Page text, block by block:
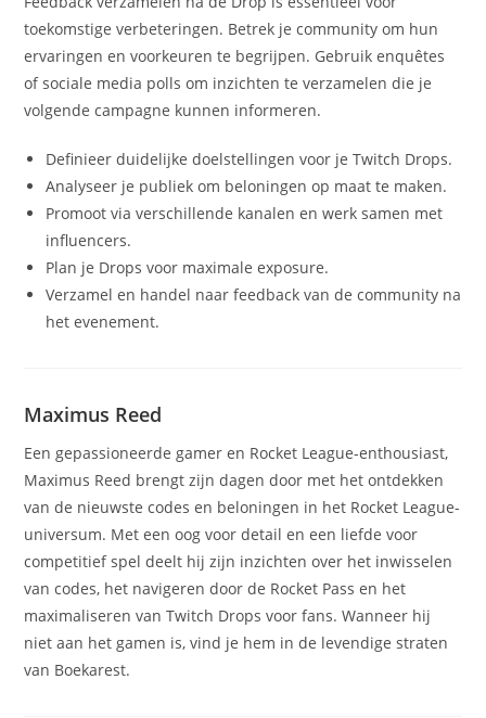
toekomstige verbeteringen. Betrek je community om hun
ervaringen en voorkeuren te begrijpen. Gebruik enquêtes
of sociale media polls om inzichten te verzamelen die je
volgende campagne kunnen informeren.
Definieer duidelijke doelstellingen voor je Twitch Drops.
Analyseer je publiek om beloningen op maat te maken.
Promoot via verschillende kanalen en werk samen met
influencers.
Plan je Drops voor maximale exposure.
Verzamel en handel naar feedback van de community na
het evenement.
Maximus Reed
Een gepassioneerde gamer en Rocket League-enthousiast,
Maximus Reed brengt zijn dagen door met het ontdekken
van de nieuwste codes en beloningen in het Rocket League-
universum. Met een oog voor detail en een liefde voor
competitief spel deelt hij zijn inzichten over het inwisselen
van codes, het navigeren door de Rocket Pass en het
maximaliseren van Twitch Drops voor fans. Wanneer hij
niet aan het gamen is, vind je hem in de levendige straten
van Boekarest.